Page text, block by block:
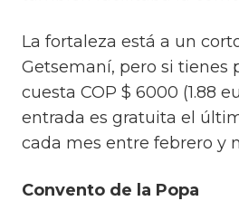
La fortaleza está a un
Getsemaní, pero si tienes
cuesta COP $ 6000 (1.88
entrada es gratuita el
cada mes entre febrero y
Convento de la Popa